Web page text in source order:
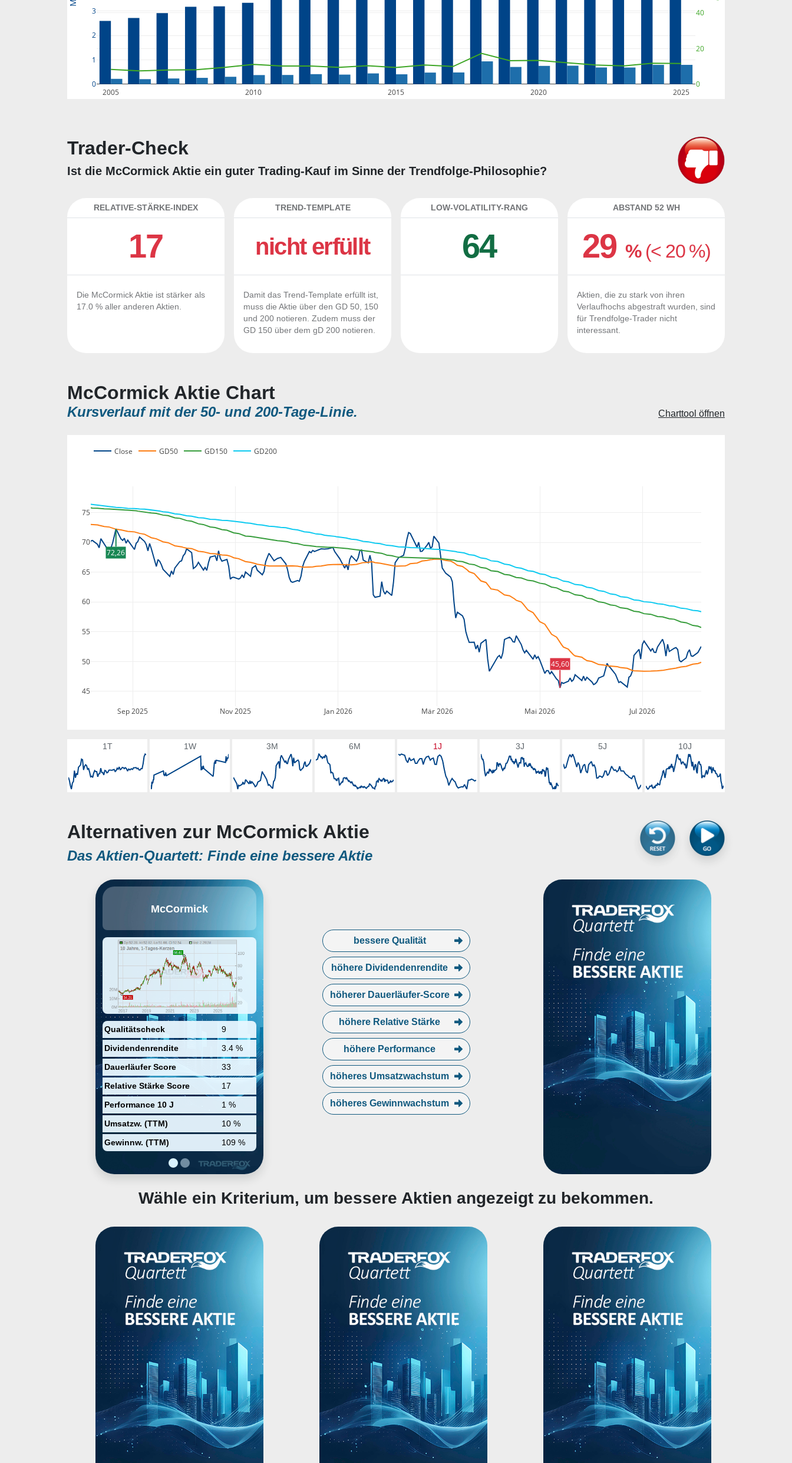
2005 2010 2015 2020 2025
0
1
2
3
0
20
40
Trader-Check
Ist die McCormick Aktie ein guter Trading-Kauf im Sinne der Trendfolge-Philosophie?
RELATIVE-STÄRKE-INDEX
17
Die McCormick Aktie ist stärker als
17.0 % aller anderen Aktien.
TREND-TEMPLATE
nicht erfüllt
Damit das Trend-Template erfüllt ist,
muss die Aktie über den GD 50, 150
und 200 notieren. Zudem muss der
GD 150 über dem gD 200 notieren.
LOW-VOLATILITY-RANG
64
ABSTAND 52 WH
29% (< 20 %)
Aktien, die zu stark von ihren
Verlaufhochs abgestraft wurden, sind
für Trendfolge-Trader nicht
interessant.
McCormick Aktie Chart
Kursverlauf mit der 50- und 200-Tage-Linie. Charttool öffnen
Sep 2025 Nov 2025 Jan 2026 Mär 2026 Mai 2026 Jul 2026
45
50
55
60
65
70
75
Close GD50 GD150 GD200
72,26
45,60
1T 1W 3M 6M 1J 3J 5J 10J
Alternativen zur McCormick Aktie
Das Aktien-Quartett: Finde eine bessere Aktie
McCormick
Qualitätscheck
9
Dividendenrendite
3.4 %
Dauerläufer Score
33
Relative Stärke Score
17
Performance 10 J
1 %
Umsatzw. (TTM)
10 %
Gewinnw. (TTM)
109 %
(McCormick) ist weltweit einer der
Gewürzmischungen und
Aromastoffen. Zu den Abnehmern
zählt die komplette
Nahrungsmittelindustrie,
angefangen bei Supermärkten
über Restaurants bis hin zu
Nahrungsmittel- oder
Getränkeherstellern.
bessere Qualität
höhere Dividendenrendite
höherer Dauerläufer-Score
höhere Relative Stärke
höhere Performance
höheres Umsatzwachstum
höheres Gewinnwachstum
Wähle ein Kriterium, um bessere Aktien angezeigt zu bekommen.